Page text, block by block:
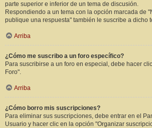
parte superior e inferior de un tema de discusión.
Respondiendo a un tema con la opción marcada de
publique una respuesta" también le suscribe a dicho
Arriba
¿Cómo me suscribo a un foro específico?
Para suscribirse a un foro en especial, debe hacer
Foro".
Arriba
¿Cómo borro mis suscripciones?
Para eliminar sus suscripciones, debe entrar en el
Usuario y hacer clic en la opción "Organizar